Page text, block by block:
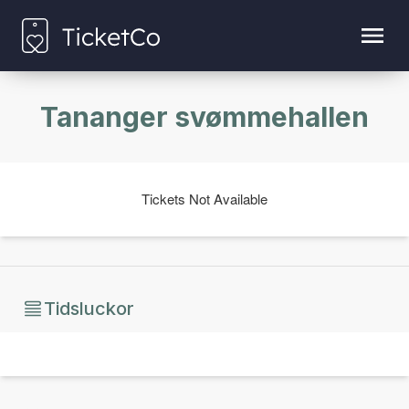
Tananger svømmehallen
Tickets Not Available
Tidsluckor